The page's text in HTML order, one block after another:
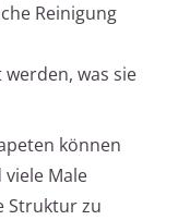
Reinigung
was sie
können
Male
Struktur zu